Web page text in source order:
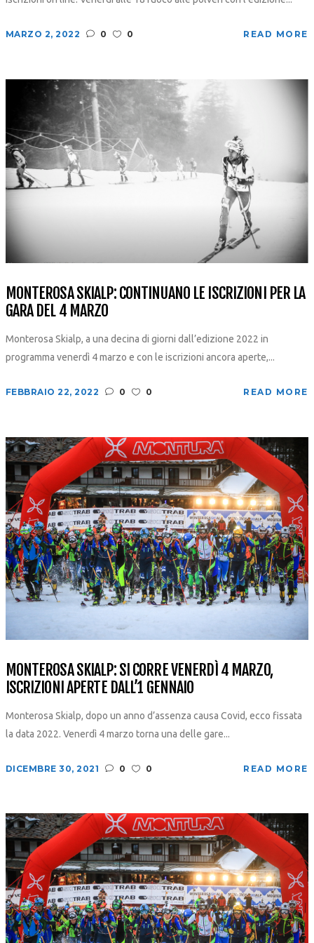
MARZO 2, 2022 0 0 READ MORE
MONTEROSA SKIALP: CONTINUANO LE ISCRIZIONI PER LA
GARA DEL 4 MARZO
Monterosa Skialp, a una decina di giorni dall’edizione 2022 in
programma venerdì 4 marzo e con le iscrizioni ancora aperte,...
FEBBRAIO 22, 2022 0 0 READ MORE
MONTEROSA SKIALP: SI CORRE VENERDÌ 4 MARZO,
ISCRIZIONI APERTE DALL’1 GENNAIO
Monterosa Skialp, dopo un anno d’assenza causa Covid, ecco fissata
la data 2022. Venerdì 4 marzo torna una delle gare...
DICEMBRE 30, 2021 0 0 READ MORE